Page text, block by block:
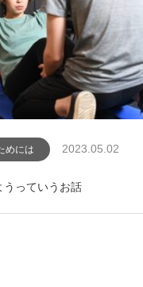
めには 2023.05.02
うっていうお話